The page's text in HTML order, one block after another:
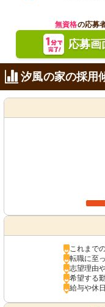
無資格の応募
応募画
汐風の家の採用
これまで
転職に至
志望理由
希望する
給与や休